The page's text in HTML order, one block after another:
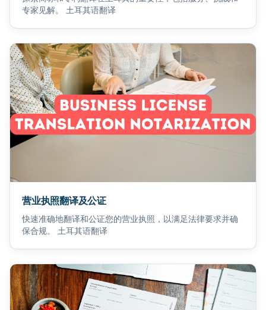
专家见解。 土耳其语翻译
营业执照翻译及公证
快速准确地翻译和公证您的营业执照，以满足法律要求并确
保合规。 土耳其语翻译